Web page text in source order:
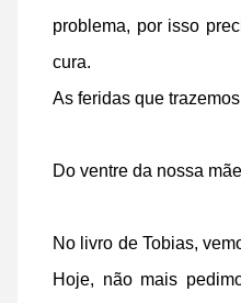
problema, por isso
cura.
As feridas que trazemos
Do ventre da nossa
No livro de Tobias,
Hoje, não mais